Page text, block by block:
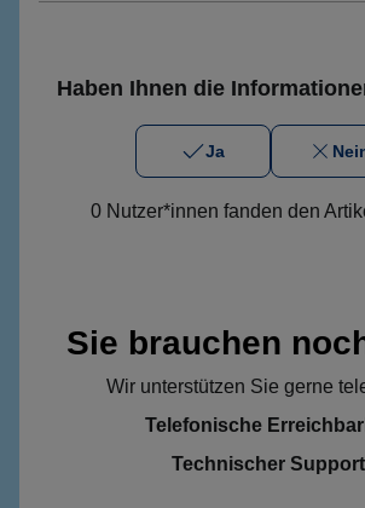
Haben Ihnen die
Ja
0 Nutzer*innen fanden den
Sie brauchen
Wir unterstützen Sie gerne
Telefonische
Technischer